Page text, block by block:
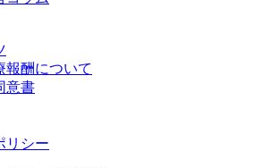
報酬について
意書
リシー